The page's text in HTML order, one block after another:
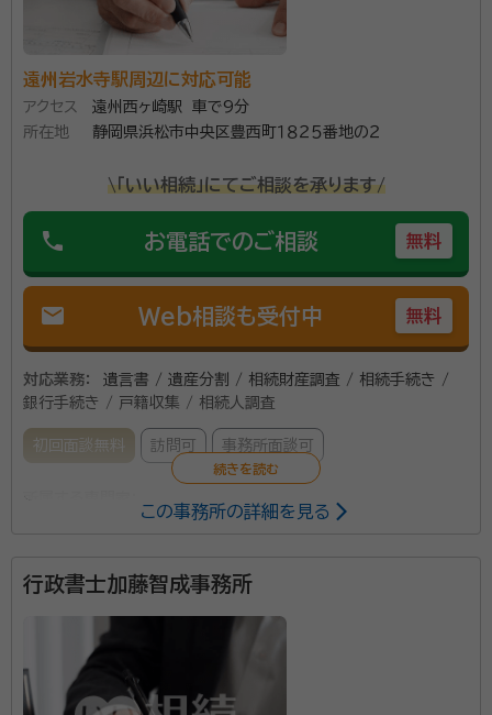
産分割協議書作成 など相続手続きをトータルでお手伝
紙起案等についても対応いたします。 営業時間は平日
午前9時から午後6時まですが、土日にも事前連絡によ
り相談可能です。 基本的に相談時間に制限は設けず、依
な些細なことでもまずはお気軽にご相談ください。
資格等： 行政書士
所属団体： 静岡県行政書士会
遠州岩水寺駅周辺に対応可能
アクセス
遠州西ヶ崎駅 車で9分
所在地
静岡県浜松市中央区豊西町１８２５番地の２
\「いい相続」にてご相談を承ります/
phone お電話でのご相談 無料
mail Web相談も受付中 無料
対応業務：
遺言書 / 遺産分割 / 相続財産調査 / 相続手続き /
銀行手続き / 戸籍収集 / 相続人調査
初回面談無料 訪問可 事務所面談可
資格等：行政書士
静岡県行政書士会
この事務所の詳細を見る
行政書士加藤智成事務所